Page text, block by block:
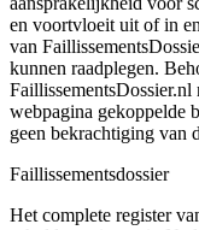
en voortvloeit uit of in
van
kunnen raadplegen.
webpagina gekoppelde
geen bekrachtiging van
Faillissementsdossier
Het complete register